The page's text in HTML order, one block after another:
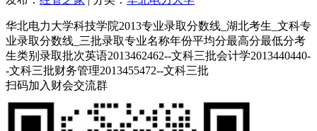
华北电力大学科技学院2013专业录取分数线_湖北考生_文科专
业录取分数线_三批录取专业名称年份平均分最高分最低分考
生类别录取批次英语2013462462--文科三批会计学2013440440-
-文科三批财务管理2013455472--文科三批
扫码加入财会交流群